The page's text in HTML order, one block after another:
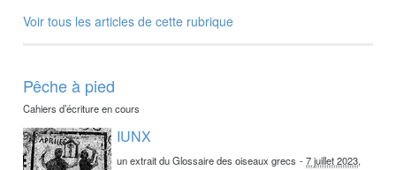
Voir tous les articles de cette rubrique
Pêche à pied
Cahiers d’écriture en cours
IUNX
un extrait du Glossaire des oiseaux grecs -7 juillet 2023,